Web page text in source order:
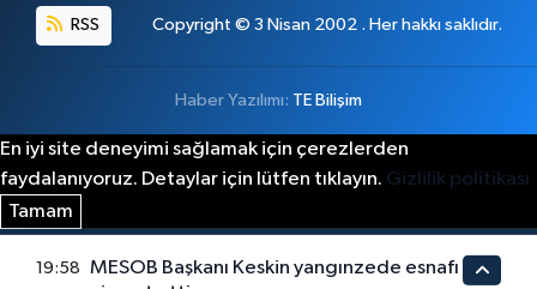
RSS Copyright © 3 Nisan 2002 . Her hakkı saklıdır.
Haber Yazılımı: TE Bilişim
En iyi site deneyimi sağlamak için çerezlerden
faydalanıyoruz. Detaylar için lütfen tıklayın. Gizlilik politikası
Tamam
19:58
MESOB Başkanı Keskin yangınzede esnafı